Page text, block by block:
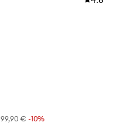
99,90 € -10%